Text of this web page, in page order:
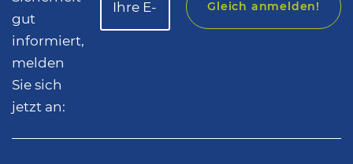
gut
informiert,
melden
Sie sich
jetzt an:
Gleich anmelden!